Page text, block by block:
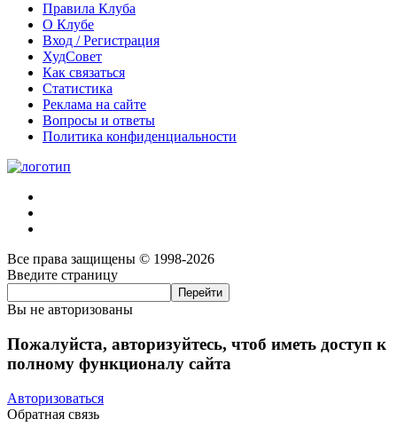
Правила Клуба
О Клубе
Вход / Регистрация
ХудСовет
Как связаться
Статистика
Реклама на сайте
Вопросы и ответы
Политика конфиденциальности
Все права защищены © 1998-2026
Введите страницу
Вы не авторизованы
Пожалуйста, авторизуйтесь, чтоб иметь доступ к
полному функционалу сайта
Авторизоваться
Обратная связь